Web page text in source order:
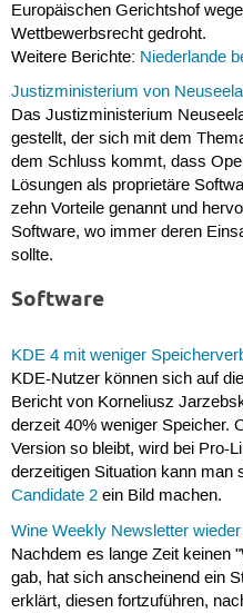
Europäischen Gerichtshof
Wettbewerbsrecht gedroht.
Weitere Berichte: Niederlande
Justizministerium von
Das Justizministerium
gestellt, der sich mit dem
dem Schluss kommt, dass
Lösungen als proprietäre
zehn Vorteile genannt und
Software, wo immer deren
sollte.
Software
KDE 4 mit weniger
KDE-Nutzer können sich auf
Bericht von Korneliusz
derzeit 40% weniger Speicher.
Version so bleibt, wird bei Pro-
derzeitigen Situation kann man
Candidate 2ein Bild machen.
Wine Weekly Newsletter
Nachdem es lange Zeit keinen
gab, hat sich anscheinend ein
erklärt, diesen fortzuführen,